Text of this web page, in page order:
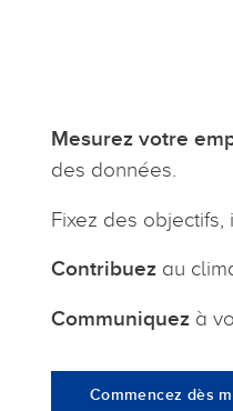
Mesurez votre
des données.
Fixez des
Contribuez au
Communiquez à
Commencez dès